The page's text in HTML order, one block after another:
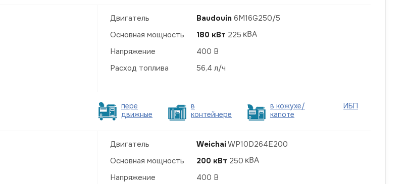
Двигатель Baudouin 6M16G250/5
Основная мощность
180 кВт 225
Напряжение
400 В
Расход топлива
56,4 л/ч
пере
движные
в
контейнере
в кожухе/
капоте
ИБП
Двигатель Weichai WP10D264E200
Основная мощность
200 кВт 250
Напряжение
400 В